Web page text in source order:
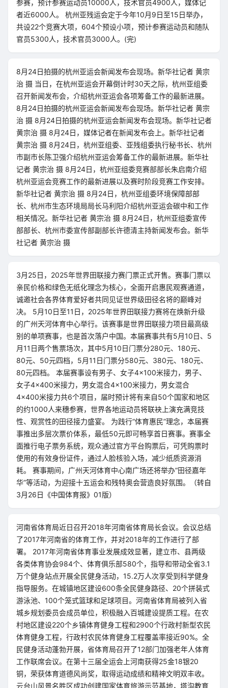
参赛，预计参赛运动员10000人，技术官员4900人，媒体记
者近6000人。 杭州亚残运会定于今年10月9日至15日举办，
共设22个竞赛大项，604个预设小项，预计参赛运动员和随队
官员5300人，技术官员3000人。(完)
8月24日拍摄的杭州亚运会新闻发布会现场。新华社记者 黄宗
治 摄 当日，在杭州亚运会开幕倒计时30天之际，杭州亚组委
召开新闻发布会，介绍杭州亚运会各项筹备工作的最新进展。
8月24日拍摄的杭州亚运会新闻发布会现场。新华社记者 黄宗
治 摄 8月24日拍摄的杭州亚运会新闻发布会现场。新华社记者
黄宗治 摄 8月24日，媒体记者在新闻发布会上。新华社记者
黄宗治 摄 8月24日，杭州亚组委、亚残组委执行秘书长、杭州
市副市长陈卫强介绍杭州亚运会筹备工作的最新进展。新华社
记者 黄宗治 摄 8月24日，杭州亚组委竞赛部部长朱启南介绍
杭州亚运会竞赛工作的最新进展以及赛时阶段竞赛工作安排。
新华社记者 黄宗治 摄 8月24日，杭州亚组委环境保障部部
长、杭州市生态环境局局长马利阳介绍杭州亚运会碳中和工作
相关情况。新华社记者 黄宗治 摄 8月24日，杭州亚组委宣传
部部长、杭州市委宣传部副部长许德清主持新闻发布会。新华
社记者 黄宗治 摄
3月25日，2025年世界田联接力赛门票正式开售。赛事门票以
亲民价格和绿色无纸化理念为核心，全面开启惠民观赛通道，
诚邀社会各界体育爱好者共同见证世界级田径名将的巅峰对
决。 5月10日至11日，2025年世界田联接力赛将在焕新升级
的广州天河体育中心举行。该赛事是世界田联接力项目最高级
别的单项赛事，也是首次落户中国。本届赛事共有5月10日、5
月11日两个售票场次，其中5月10日门票分280元、180元、
80元、50元四档，5月11日门票分580元、380元、180元、
80元四档。 本届赛事设有男子、女子4×100米接力，男子、
女子4×400米接力，男女混合4×100米接力，男女混合
4×400米接力共6个项目，届时预计将有来自50个国家和地区
的约1000人来穗参赛，世界各地运动员将联袂上演充满竞技
性、观赏性的田径接力盛宴。 为践行“体育惠民”理念，本届赛
事推出多层次票价体系，最低50元即可畅享首日赛事。赛事全
面推行电子票务系统，观众通过官方平台购票后，可凭购票时
使用的有效身份证件，通过人脸核验入场，减少纸质资源消
耗。 赛事期间，广州天河体育中心南广场还将举办“田径嘉年
华”等活动，为迎接十五运会和残特奥会营造良好氛围。（转自
3月26日《中国体育报》01版）
河南省体育局近日召开2018年河南省体育局长会议。会议总结
了2017年河南省的体育工作，并对2018年的工作进行了部
署。 2017年河南省体育事业发展成效显著，建立市、县两级
各类体育协会984个、体育俱乐部580个，指导和带动全省3.1
万个健身站点开展全民健身活动，15.2万人次享受到科学健身
指导服务。在城镇地区建设600条全民健身路径、20个拼装式
游泳池、100个笼式篮球和足球项目。河南省体育局被列入省
城乡规划委员会成员单位，积极融入百城建设提质工程。在农
村地区建设220个乡镇体育健身工程和2900个行政村新型农民
体育健身工程，行政村农民体育健身工程覆盖率接近90%。全
民健身活动蓬勃开展，省体育局召开了12部门加强老年人体育
工作联席会议。在第十三届全运会上河南获得25金18银20
铜，荣获体育道德风尚奖，取得运动成绩和精神文明双丰收。
云台山风景名胜区成功创建国家体育旅游示范基地，塔沟教育